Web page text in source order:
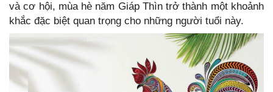
và cơ hội, mùa hè năm Giáp Thìn trở thành một khoảnh
khắc đặc biệt quan trọng cho những người tuổi này.